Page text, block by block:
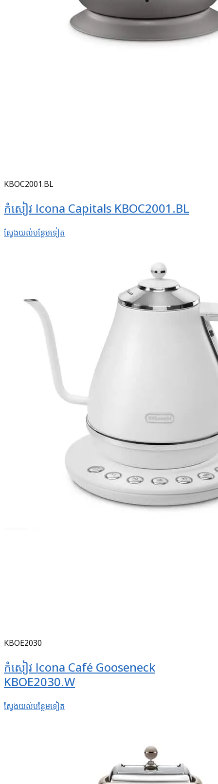
KBOC2001.BL
កំសៀវ Icona Capitals KBOC2001.BL
ស្វែងយល់​បន្ថែម​ទៀត
KBOE2030
កំសៀវ Icona Café Gooseneck
KBOE2030.W
ស្វែងយល់​បន្ថែម​ទៀត